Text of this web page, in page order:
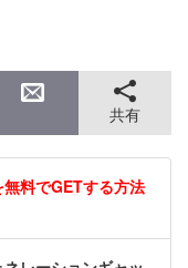
共有
料でGETする方法